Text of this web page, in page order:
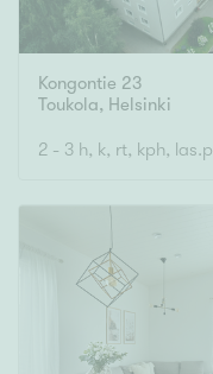
Kongontie 23
Toukola, Helsinki
2 - 3 h, k, rt, kph, las.p